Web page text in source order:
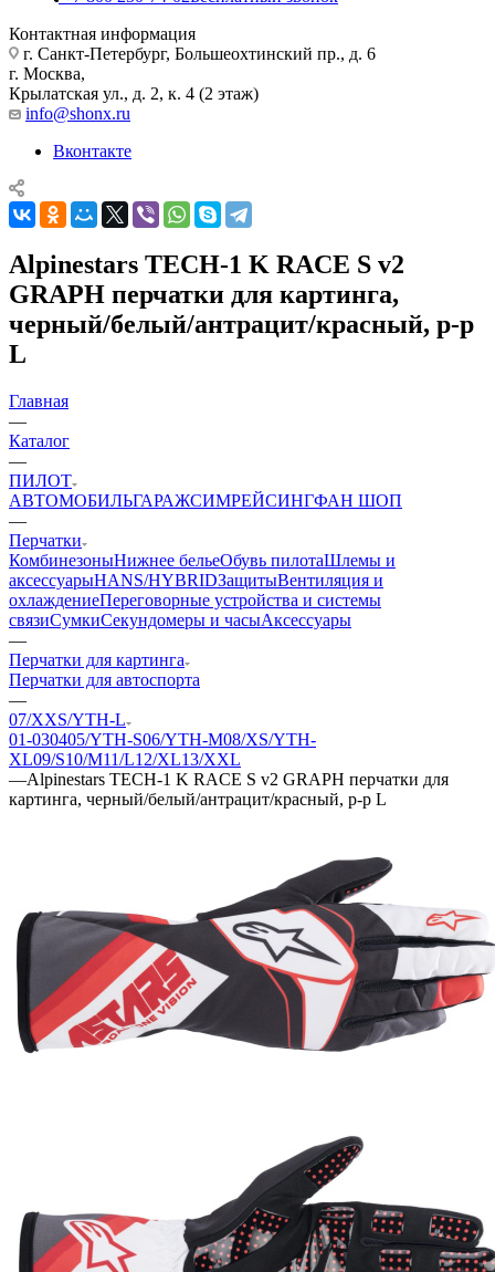
Контактная информация
г. Санкт-Петербург, Большеохтинский пр., д. 6
г. Москва,
Крылатская ул., д. 2, к. 4 (2 этаж)
info@shonx.ru
Вконтакте
Alpinestars TECH-1 K RACE S v2
GRAPH перчатки для картинга,
черный/белый/антрацит/красный, р-р
L
Главная
—
Каталог
—
ПИЛОТ
АВТОМОБИЛЬГАРАЖСИМРЕЙСИНГФАН ШОП
—
Перчатки
КомбинезоныНижнее бельеОбувь пилотаШлемы и
аксессуарыHANS/HYBRIDЗащитыВентиляция и
охлаждениеПереговорные устройства и системы
связиСумкиСекундомеры и часыАксессуары
—
Перчатки для картинга
Перчатки для автоспорта
—
07/XXS/YTH-L
01-030405/YTH-S06/YTH-M08/XS/YTH-
XL09/S10/M11/L12/XL13/XXL
—Alpinestars TECH-1 K RACE S v2 GRAPH перчатки для
картинга, черный/белый/антрацит/красный, р-р L